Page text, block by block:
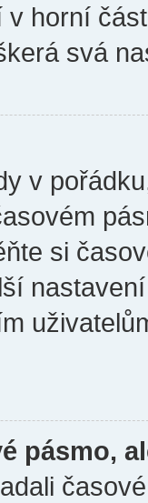
horní
svá
v
si
pásmo,